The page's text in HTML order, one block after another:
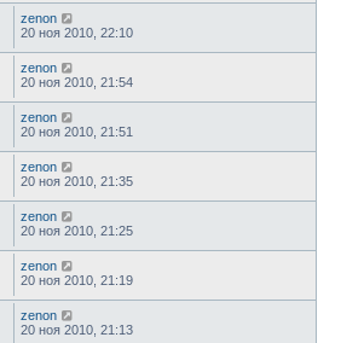
zenon
20 ноя 2010, 22:10
zenon
20 ноя 2010, 21:54
zenon
20 ноя 2010, 21:51
zenon
20 ноя 2010, 21:35
zenon
20 ноя 2010, 21:25
zenon
20 ноя 2010, 21:19
zenon
20 ноя 2010, 21:13